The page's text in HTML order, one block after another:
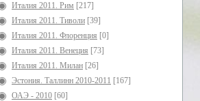
Италия 2011. Рим [217]
Италия 2011. Тиволи [39]
Италия 2011. Флоренция [0]
Италия 2011. Венеция [73]
Италия 2011. Милан [26]
Эстония. Таллинн 2010-2011 [167]
ОАЭ - 2010 [60]